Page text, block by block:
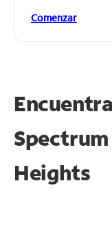
Comenzar
Spectrum
Heights